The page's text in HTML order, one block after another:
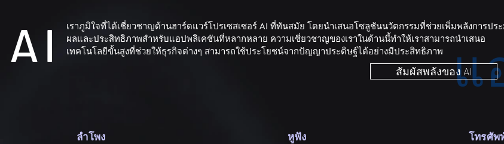
แ
AI
เราภูมิใจที่ได้เชี่ยวชาญด้านฮาร์ดแวร์โปรเซสเซอร์ AI ที่ทันสมัย โดยนำเสนอโซลูชันนวัตกรรมที่ช่วยเพิ่มพลังการปร
ผลและประสิทธิภาพสำหรับแอปพลิเคชันที่หลากหลาย ความเชี่ยวชาญของเราในด้านนี้ทำให้เราสามารถนำเสนอ
เทคโนโลยีขั้นสูงที่ช่วยให้ธุรกิจต่างๆ สามารถใช้ประโยชน์จากปัญญาประดิษฐ์ได้อย่างมีประสิทธิภาพ
สัมผัสพลังของ AI
ลำโพง หูฟัง โทรศัพ